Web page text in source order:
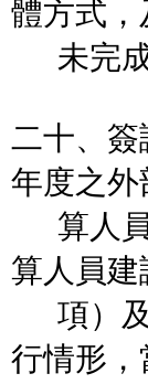
體方式，
未完成
二十、
年度之外
算人員
算人員建
項）及
行情形，